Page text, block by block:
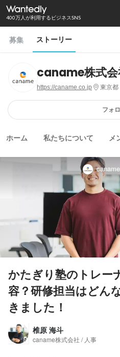
400万人が利用するビジネスSNS
募集 ストーリー
caname株式会
https://caname.co.jp 東京都
フォ
ホーム 私たちについて メ
かたぎり塾のトレー
容？研修担当はどん
きました！
椎原 海斗
caname株式会社 / 人事